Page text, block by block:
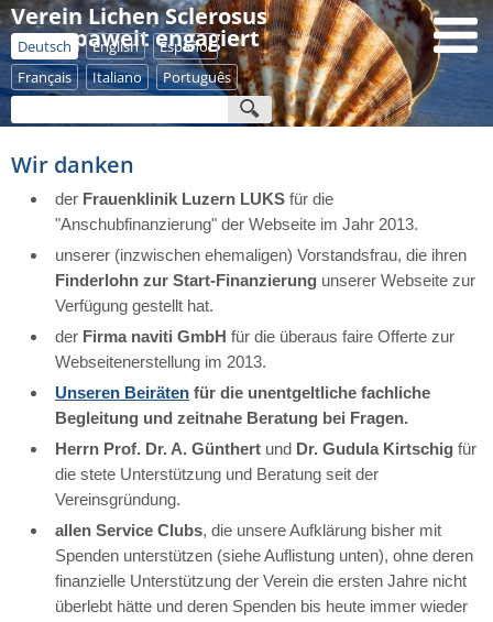
Verein Lichen Sclerosus
- europaweit engagiert
Deutsch English
Español
Français
Italiano Português
Wir danken
der Frauenklinik Luzern LUKS für die
"Anschubfinanzierung" der Webseite im Jahr 2013.
unserer (inzwischen ehemaligen) Vorstandsfrau, die ihren
Finderlohn zur Start-Finanzierung unserer Webseite zur
Verfügung gestellt hat.
der Firma naviti GmbH für die überaus faire Offerte zur
Webseitenerstellung im 2013.
Unseren Beiräten für die unentgeltliche fachliche
Begleitung und zeitnahe Beratung bei Fragen.
Herrn Prof. Dr. A. Günthert und Dr. Gudula Kirtschig für
die stete Unterstützung und Beratung seit der
Vereinsgründung.
allen Service Clubs, die unsere Aufklärung bisher mit
Spenden unterstützen (siehe Auflistung unten), ohne deren
finanzielle Unterstützung der Verein die ersten Jahre nicht
überlebt hätte und deren Spenden bis heute immer wieder